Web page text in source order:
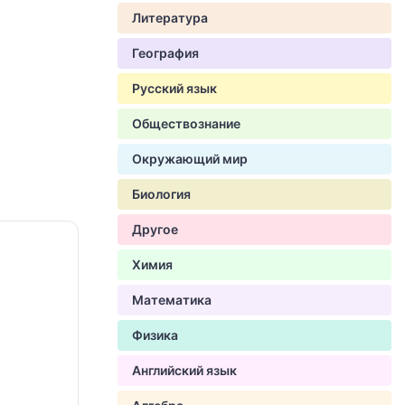
Литература
География
Русский язык
Обществознание
Окружающий мир
Биология
Другое
Химия
Математика
Физика
Английский язык